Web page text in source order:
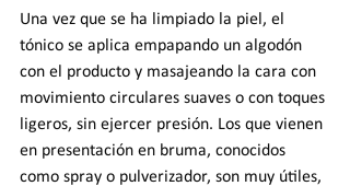
Una vez que se ha limpiado la piel, el
tónico se aplica empapando un algodón
con el producto y masajeando la cara con
movimiento circulares suaves o con toques
ligeros, sin ejercer presión. Los que vienen
en presentación en bruma, conocidos
como spray o pulverizador, son muy útiles,